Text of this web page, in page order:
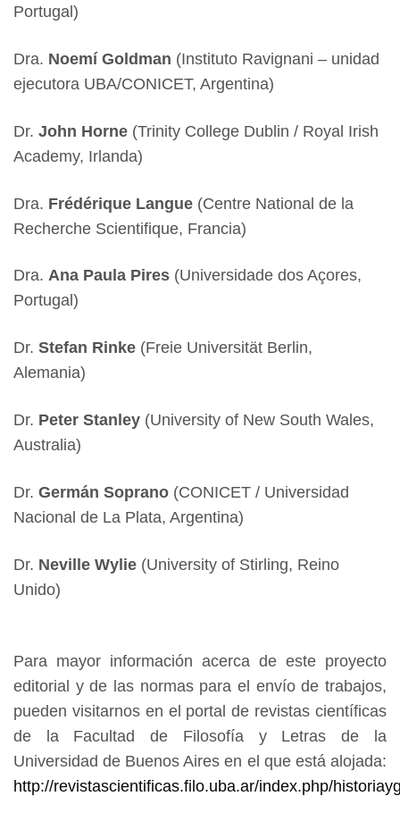
Portugal)
Dra. Noemí Goldman (Instituto Ravignani – unidad
ejecutora UBA/CONICET, Argentina)
Dr.John Horne (Trinity College Dublin / Royal Irish
Academy, Irlanda)
Dra. Frédérique Langue (Centre National de la
Recherche Scientifique, Francia)
Dra.Ana Paula Pires (Universidade dos Açores,
Portugal)
Dr.Stefan Rinke (Freie Universität Berlin,
Alemania)
Dr. Peter Stanley (University of New South Wales,
Australia)
Dr.Germán Soprano (CONICET / Universidad
Nacional de La Plata, Argentina)
Dr. Neville Wylie (University of Stirling, Reino
Unido)
Para mayor información acerca de este proyecto
editorial y de las normas para el envío de trabajos,
pueden visitarnos en el portal de revistas científicas
de la Facultad de Filosofía y Letras de la
Universidad de Buenos Aires en el que está alojada:
http://revistascientificas.filo.uba.ar/index.php/